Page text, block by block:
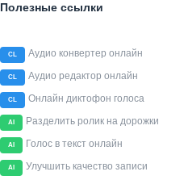
Полезные ссылки
CL Аудио конвертер онлайн
CL Аудио редактор онлайн
CL Онлайн диктофон голоса
AI Разделить ролик на дорожки
AI Голос в текст онлайн
AI Улучшить качество записи